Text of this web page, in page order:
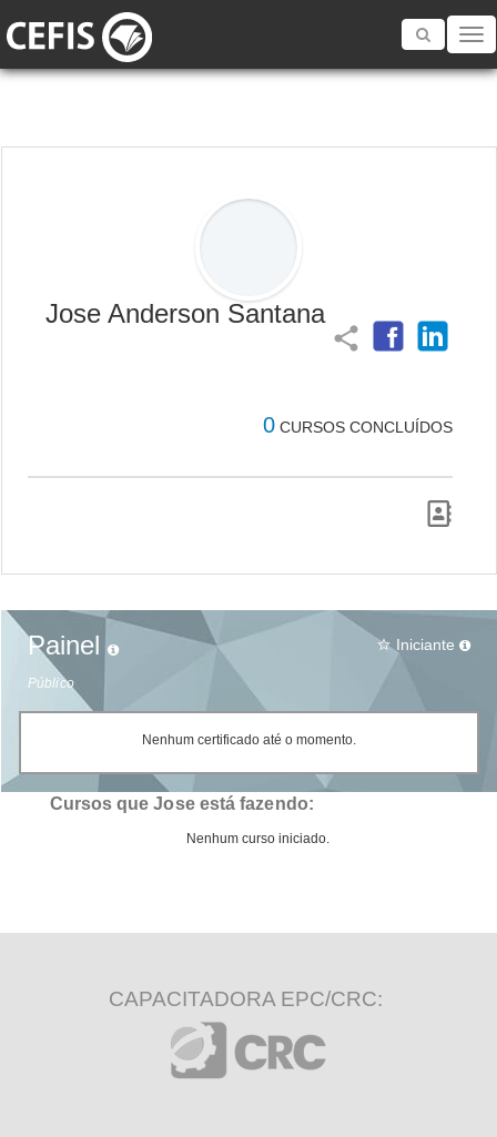
Toggle
Jose Anderson Santana
share
0 CURSOS CONCLUÍDOS
Painel
Público
star_border Iniciante
Nenhum certificado até o momento.
Cursos que Jose está fazendo:
Nenhum curso iniciado.
CAPACITADORA EPC/CRC: